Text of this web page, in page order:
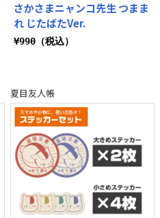
さかさまニャンコ先生 つまま
れ じたばたVer.
¥990（税込）
夏目友人帳